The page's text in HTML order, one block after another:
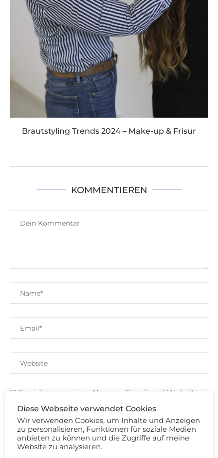
Brautstyling Trends 2024 – Make-up & Frisur
KOMMENTIEREN
Speichere meinen Namen, Email und Website
für meinen nächsten Kommentar.
Mit der Nutzung dieses Formulars erklärst du dich mit der
Speicherung und Verarbeitung deiner Daten durch diese
Website einverstanden. Merci Cherie!
Diese Webseite verwendet Cookies
Wir verwenden Cookies, um Inhalte und Anzeigen
zu personalisieren, Funktionen für soziale Medien
anbieten zu können und die Zugriffe auf meine
Website zu analysieren.